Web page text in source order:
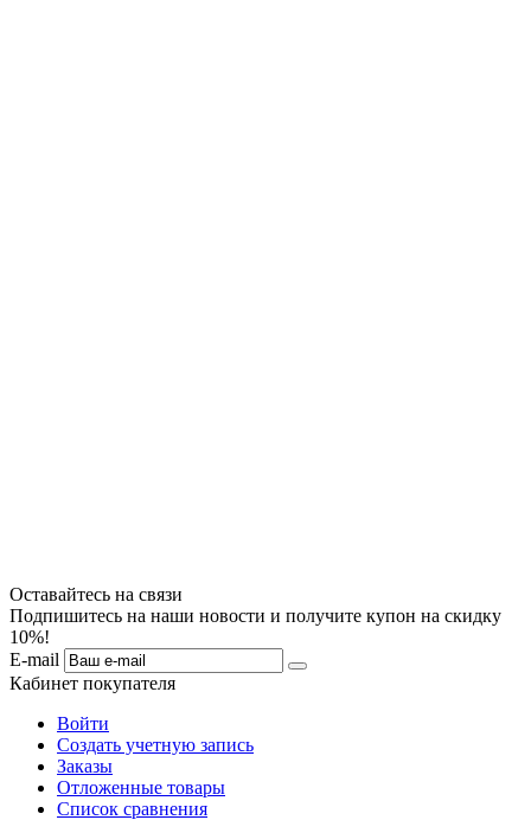
Оставайтесь на связи
Подпишитесь на наши новости и получите купон на скидку
10%!
E-mail
Кабинет покупателя
Войти
Создать учетную запись
Заказы
Отложенные товары
Список сравнения